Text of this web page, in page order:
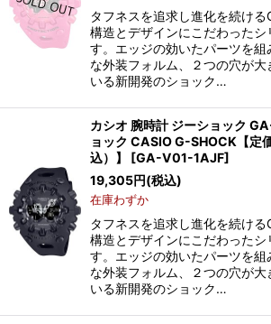
並び順:
絞り込む
タフネスを追求し進化を続ける
構造とデザインにこだわった
す。エッジの効いたパーツを組
な外装フォルム、２つの穴が大
いる新開発のショック…
カシオ 腕時計 ジーショック
ョック CASIO G-SHOCK【定
込）】
[GA-V01-1AJF]
19,305円(税込)
在庫わずか
タフネスを追求し進化を続ける
構造とデザインにこだわった
す。エッジの効いたパーツを組
な外装フォルム、２つの穴が大
いる新開発のショック…